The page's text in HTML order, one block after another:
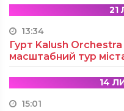
13:34
Гурт Kalush
масштабний тур
14
15:01